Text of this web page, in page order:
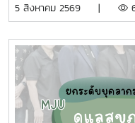
นักศึกษาจิตอาสา ร่วมกันส
มหาวิทยาลัยแม่โจ้ ทั้งนี้ได้
กองกายภาพและสิ่งแวดล้
5 สิงหาคม 2569 |